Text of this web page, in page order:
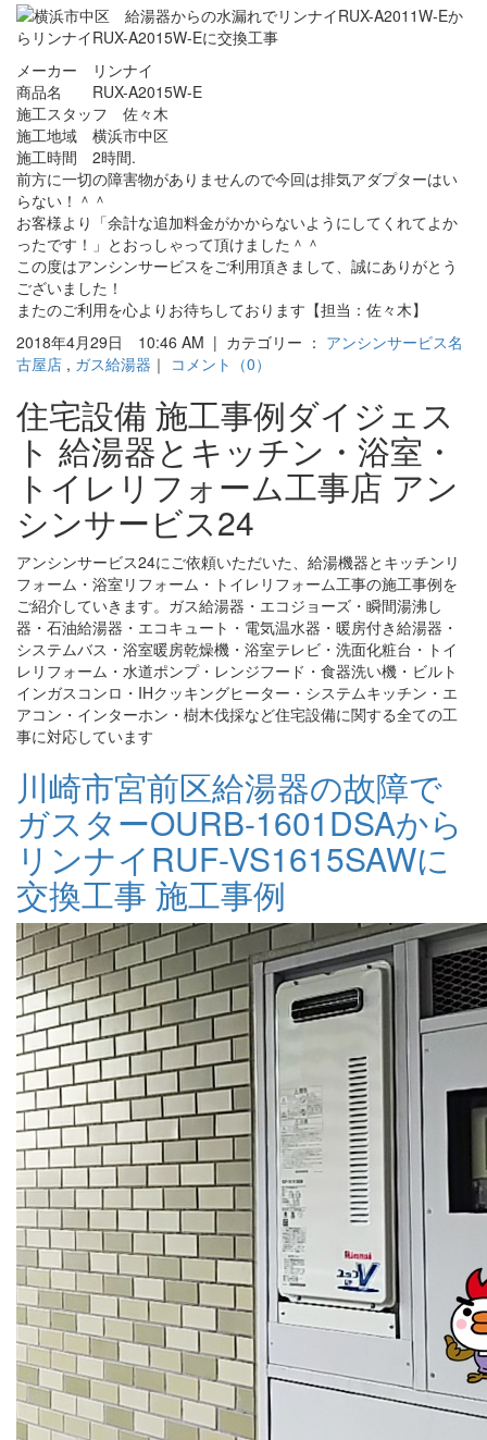
メーカー リンナイ
商品名 RUX-A2015W-E
施工スタッフ 佐々木
施工地域 横浜市中区
施工時間 2時間.
前方に一切の障害物がありませんので今回は排気アダプターはい
らない！＾＾
お客様より「余計な追加料金がかからないようにしてくれてよか
ったです！」とおっしゃって頂けました＾＾
この度はアンシンサービスをご利用頂きまして、誠にありがとう
ございました！
またのご利用を心よりお待ちしております【担当：佐々木】
2018年4月29日 10:46 AM | カテゴリー ： アンシンサービス名
古屋店 , ガス給湯器 ｜ コメント（0）
住宅設備 施工事例ダイジェス
ト 給湯器とキッチン・浴室・
トイレリフォーム工事店 アン
シンサービス24
アンシンサービス24にご依頼いただいた、給湯機器とキッチンリ
フォーム・浴室リフォーム・トイレリフォーム工事の施工事例を
ご紹介していきます。ガス給湯器・エコジョーズ・瞬間湯沸し
器・石油給湯器・エコキュート・電気温水器・暖房付き給湯器・
システムバス・浴室暖房乾燥機・浴室テレビ・洗面化粧台・トイ
レリフォーム・水道ポンプ・レンジフード・食器洗い機・ビルト
インガスコンロ・IHクッキングヒーター・システムキッチン・エ
アコン・インターホン・樹木伐採など住宅設備に関する全ての工
事に対応しています
川崎市宮前区給湯器の故障で
ガスターOURB-1601DSAから
リンナイRUF-VS1615SAWに
交換工事 施工事例